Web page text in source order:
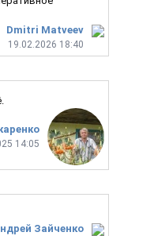
Dmitri Matveev
19.02.2026 18:40
14:05
Зайченко